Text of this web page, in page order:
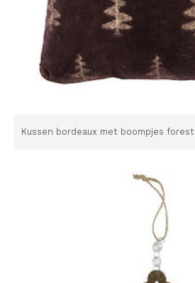
Kussen bordeaux met boompjes forest